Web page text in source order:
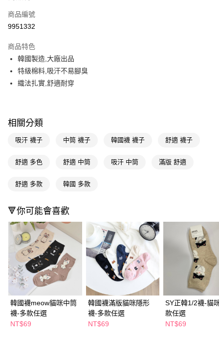
POYA支付
信用卡一次付款
LINE Pay
Apple Pay
Google Pay
相關說明
便利好安心！
２．便利：只要手機號碼，簡訊認證，即可結帳。
３．安心：先確認商品／服務後，再付款。
【「AFTEE先享後付」結帳流程】
１．於結帳方式選擇「AFTEE先享後付」後，將跳轉至「AFTEE先享後付」
結帳頁面，進行簡訊認證並確認金額後，即可完成結帳。
２．訂單成立數日內，您將收到繳費通知簡訊。
３．收到繳費通知簡訊後14天內，點擊此簡訊中的連結，可透過四大超商／
ATM／網路銀行／等多元方式進行付款，方視為交易完成。
※ 請注意：結帳手續完成當下不需立刻繳費，但若您需要取消訂單，請聯絡
購買商品的店家。未經商家同意取消之訂單仍視為有效，需透過AFTEE先享
後付繳納相關費用。
※ 交易是否成功請以「AFTEE先享後付 」之結帳頁面顯示為準，若有關於
客戶支援中心」
https://netprotections.freshdesk.com/support/home
全家取貨付款
每筆NT$65，滿NT$390(含以上)免運費
付款後全家取貨
每筆NT$65，滿NT$390(含以上)免運費
萊爾富取貨付款
每筆NT$65，滿NT$490(含以上)免運費
付款後萊爾富取貨
每筆NT$65，滿NT$490(含以上)免運費
商品編號
9951332
商品特色
韓國製造,大廠出品
特級棉料,吸汗不易腳臭
織法扎實,舒適耐穿
相關分類
吸汗 襪子 中筒 襪子 韓國襪 襪子 舒適 襪子
舒適 多色 舒適 中筒 吸汗 中筒 滿版 舒適
舒適 多款 韓國 多款
🔻你可能會喜歡
韓國襪meow貓咪中筒
襪-多款任選
NT$69
韓國襪滿版貓咪隱形
襪-多款任選
NT$69
SY正韓1/2襪-貓
款任選
NT$69